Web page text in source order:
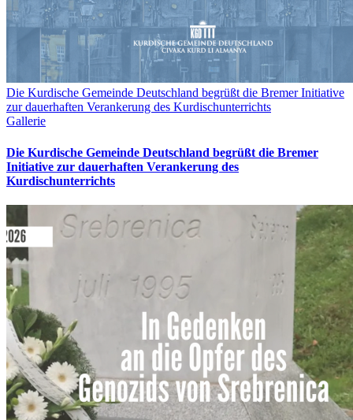
Die Kurdische Gemeinde Deutschland begrüßt die Bremer Initiative
zur dauerhaften Verankerung des Kurdischunterrichts
Gallerie
Die Kurdische Gemeinde Deutschland begrüßt die Bremer
Initiative zur dauerhaften Verankerung des
Kurdischunterrichts